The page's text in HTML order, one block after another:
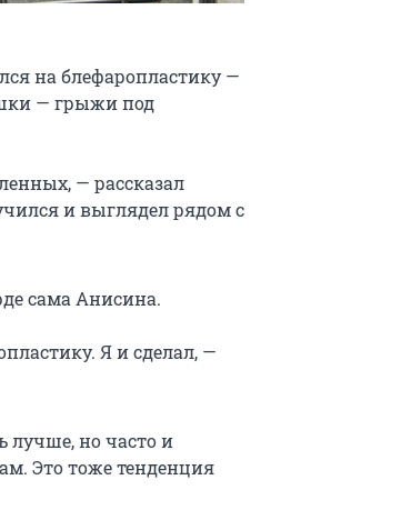
на блефаропластику —
— грыжи под
— рассказал
и выглядел рядом с
сама Анисина.
Я и сделал, —
но часто и
Это тоже тенденция